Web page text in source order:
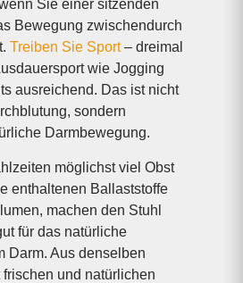
Sie einer sitzenden
Bewegung zwischendurch
Treiben Sie Sport– dreimal
wie Jogging
ausreichend. Das ist nicht
sondern
Darmbewegung.
möglichst viel Obst
enthaltenen Ballaststoffe
machen den Stuhl
für das natürliche
Darm. Aus denselben
und natürlichen